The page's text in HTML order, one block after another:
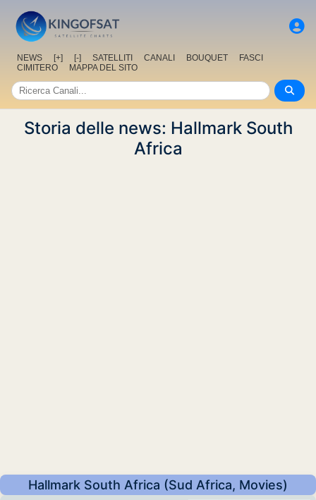
NEWS [+] [-] SATELLITI CANALI BOUQUET
FASCI
CIMITERO
MAPPA DEL SITO
Storia delle news: Hallmark South
Africa
Hallmark South Africa (Sud Africa, Movies)